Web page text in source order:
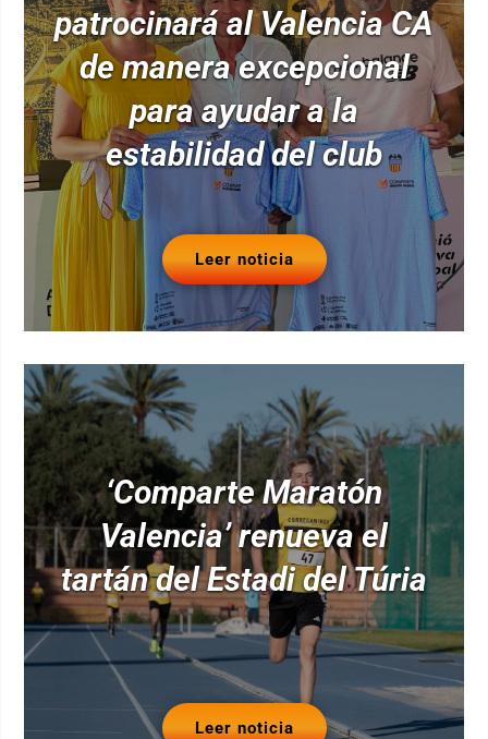
patrocinará al Valencia CA
de manera excepcional
para ayudar a la
estabilidad del club
Leer noticia
‘Comparte Maratón
Valencia’ renueva el
tartán del Estadi del Túria
Leer noticia